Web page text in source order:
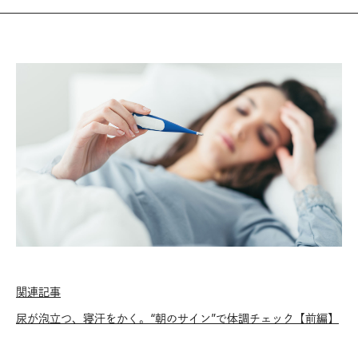
関連記事
尿が泡立つ、寝汗をかく。“朝のサイン”で体調チェック【前編】